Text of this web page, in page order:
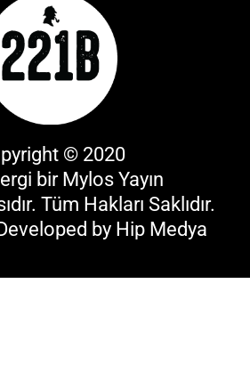
© 2020
bir Mylos Yayın
Tüm Hakları Saklıdır.
by Hip Medya